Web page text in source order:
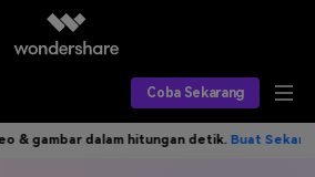
Coba Sekarang
dalam hitungan detik.Buat Sekarang>>